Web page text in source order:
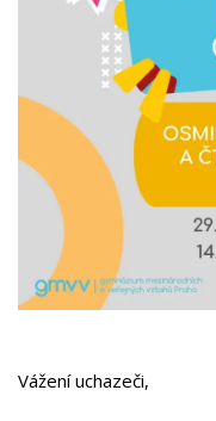
Vážení uchazeči,